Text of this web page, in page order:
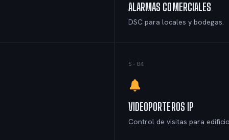
ALARMAS COMERCIALES
DSC para locales y bodegas.
S-04
VIDEOPORTEROS IP
Control de visitas para